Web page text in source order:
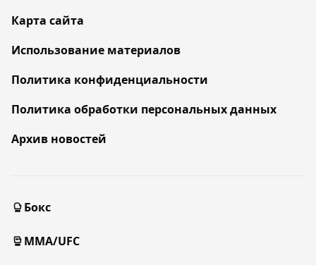
Карта сайта
Использование материалов
Политика конфиденциальности
Политика обработки персональных данных
Архив новостей
Бокс
MMA/UFC